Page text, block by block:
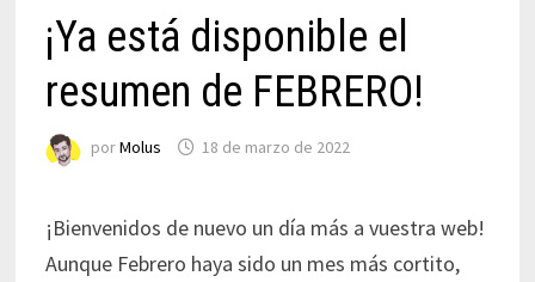
¡Ya está disponible el
resumen de FEBRERO!
porMolus 18 de marzo de 2022
¡Bienvenidos de nuevo un día más a vuestra web!
Aunque Febrero haya sido un mes más cortito,